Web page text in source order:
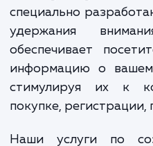
создании
Landing Page.
Landing Page -
специально
удержания
обеспечивает